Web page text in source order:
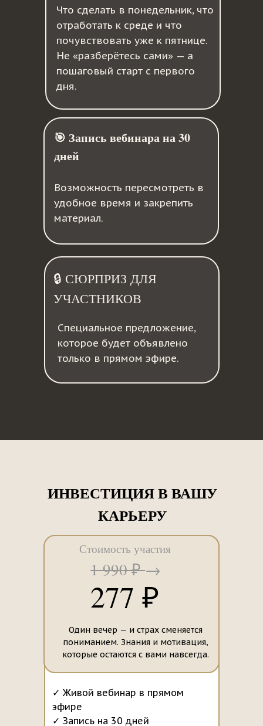
🔒 СЮРПРИЗ ДЛЯ
УЧАСТНИКОВ
🎯 Запись вебинара на 30
дней
Что сделать в понедельник, что
отработать к среде и что
почувствовать уже к пятнице.
Не «разберётесь сами» — а
пошаговый старт с первого
дня.
Специальное предложение,
которое будет объявлено
только в прямом эфире.
Возможность пересмотреть в
удобное время и закрепить
материал.
ИНВЕСТИЦИЯ В ВАШУ
КАРЬЕРУ
1 990 ₽→
Стоимость участия
277 ₽
Один вечер — и страх сменяется
пониманием. Знания и мотивация,
которые остаются с вами навсегда.
✓ Живой вебинар в прямом
эфире
✓ Запись на 30 дней
Политика конфиденциальности